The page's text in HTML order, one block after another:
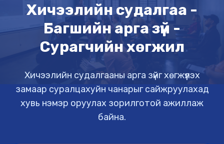
Хичээлийн судалгаа -
Багшийн арга зүй -
Сурагчийн хөгжил
Хичээлийн судалгааны арга зүйг хөгжүүлэх
замаар суралцахуйн чанарыг сайжруулахад
хувь нэмэр оруулах зорилготой ажиллаж
байна.